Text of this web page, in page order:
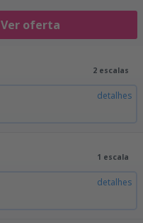
Ver oferta
2 escalas
detalhes
1 escala
detalhes